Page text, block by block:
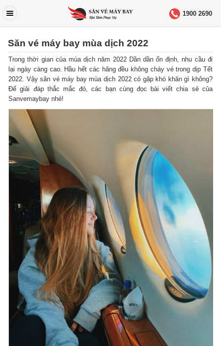
1900 2690
Săn vé máy bay mùa dịch 2022
Trong thời gian của mùa dịch năm 2022 Dần dần ổn định, nhu cầu đi
lại ngày càng cao. Hầu hết các hãng đều không cháy vé trong dịp Tết
2022. Vậy săn vé máy bay mùa dịch 2022 có gặp khó khăn gì không?
Để giải đáp thắc mắc đó, các bạn cùng đọc bài viết chia sẻ của
Sanvemaybay nhé!